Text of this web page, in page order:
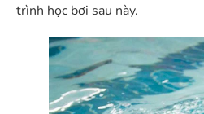
trình học bơi sau này.